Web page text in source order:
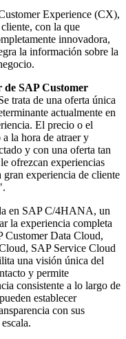
Experience (CX),
con la que
innovadora,
la información sobre la
SAP Customer
trata de una oferta única
actualmente en
El precio o el
la hora de atraer y
y con una oferta tan
ofrezcan experiencias
experiencia de cliente
en SAP C/4HANA, un
la experiencia completa
Customer Data Cloud,
SAP Service Cloud
una visión única del
y permite
consistente a lo largo de
establecer
con sus